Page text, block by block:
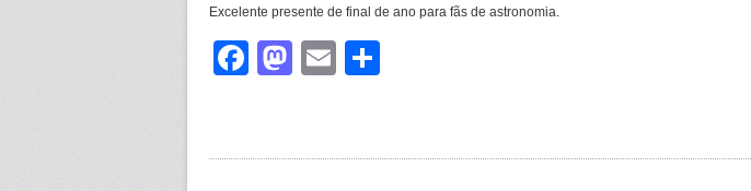
Excelente presente de final de ano para fãs de astronomia.
Facebook
Mastodon
Email